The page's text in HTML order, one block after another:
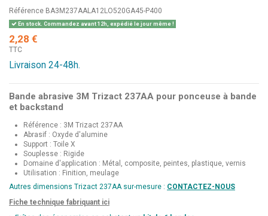
Référence BA3M237AALA12LO520GA45-P400
En stock. Commandez avant 12h, expédié le jour même !
2,28 €
TTC
Livraison 24-48h.
Bande abrasive 3M Trizact 237AA pour ponceuse à bande
et backstand
Référence : 3M Trizact 237AA
Abrasif : Oxyde d'alumine
Support : Toile X
Souplesse : Rigide
Domaine d'application : Métal, composite, peintes, plastique, vernis
Utilisation : Finition, meulage
Autres dimensions Trizact 237AA sur-mesure : CONTACTEZ-NOUS
Fiche technique fabriquant ici